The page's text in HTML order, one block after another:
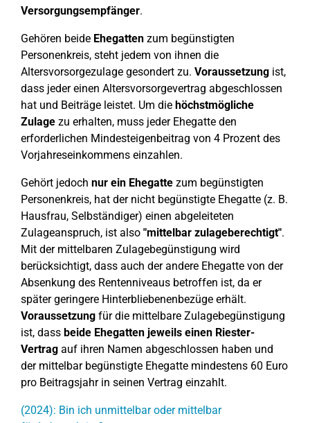
Versorgungsempfänger.
Gehören beide Ehegatten zum begünstigten
Personenkreis, steht jedem von ihnen die
Altersvorsorgezulage gesondert zu. Voraussetzung ist,
dass jeder einen Altersvorsorgevertrag abgeschlossen
hat und Beiträge leistet. Um die höchstmögliche
Zulage zu erhalten, muss jeder Ehegatte den
erforderlichen Mindesteigenbeitrag von 4 Prozent des
Vorjahreseinkommens einzahlen.
Gehört jedoch nur ein Ehegatte zum begünstigten
Personenkreis, hat der nicht begünstigte Ehegatte (z. B.
Hausfrau, Selbständiger) einen abgeleiteten
Zulageanspruch, ist also "mittelbar zulageberechtigt".
Mit der mittelbaren Zulagebegünstigung wird
berücksichtigt, dass auch der andere Ehegatte von der
Absenkung des Rentenniveaus betroffen ist, da er
später geringere Hinterbliebenenbezüge erhält.
Voraussetzung für die mittelbare Zulagebegünstigung
ist, dass beide Ehegatten jeweils einen Riester-
Vertrag auf ihren Namen abgeschlossen haben und
der mittelbar begünstigte Ehegatte mindestens 60 Euro
pro Beitragsjahr in seinen Vertrag einzahlt.
(2024): Bin ich unmittelbar oder mittelbar